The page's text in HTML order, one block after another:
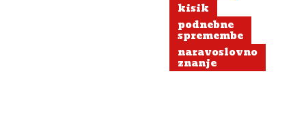
kisik
podnebne
spremembe
naravoslovno
znanje